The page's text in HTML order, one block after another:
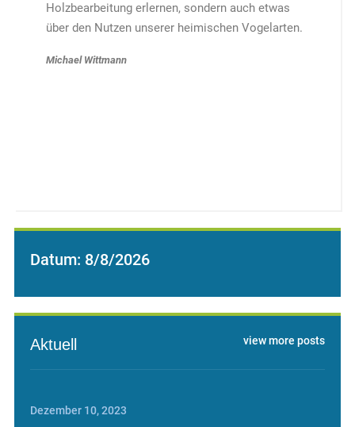
Datum: 8/8/2026
view more posts
Aktuell
Dezember 10, 2023
Holzbearbeitung erlernen, sondern auch etwas
über den Nutzen unserer heimischen Vogelarten.
Michael Wittmann